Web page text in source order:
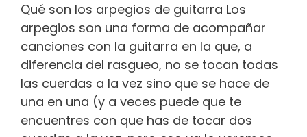
Qué son los arpegios de guitarra Los
arpegios son una forma de acompañar
canciones con la guitarra en la que, a
diferencia del rasgueo, no se tocan todas
las cuerdas a la vez sino que se hace de
una en una (y a veces puede que te
encuentres con que has de tocar dos